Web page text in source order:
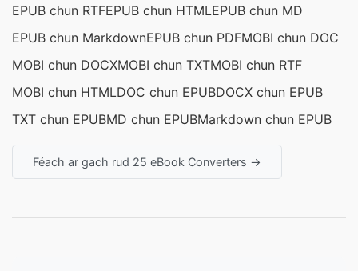
EPUB chun RTFEPUB chun HTMLEPUB chun MD
EPUB chun MarkdownEPUB chun PDFMOBI chun DOC
MOBI chun DOCXMOBI chun TXTMOBI chun RTF
MOBI chun HTMLDOC chun EPUBDOCX chun EPUB
TXT chun EPUBMD chun EPUBMarkdown chun EPUB
Féach ar gach rud 25 eBook Converters →